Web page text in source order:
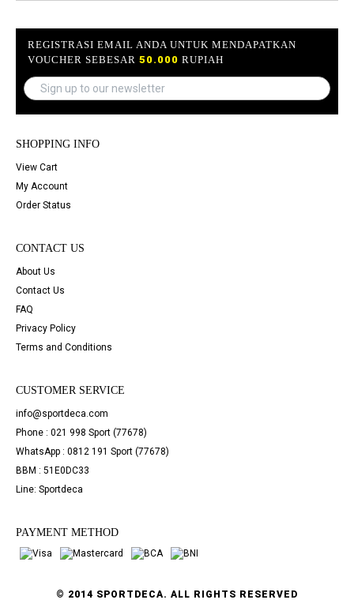
REGISTRASI EMAIL ANDA UNTUK MENDAPATKAN
VOUCHER SEBESAR 50.000 RUPIAH
SHOPPING INFO
View Cart
My Account
Order Status
CONTACT US
About Us
Contact Us
FAQ
Privacy Policy
Terms and Conditions
CUSTOMER SERVICE
info@sportdeca.com
Phone : 021 998 Sport (77678)
WhatsApp : 0812 191 Sport (77678)
BBM : 51E0DC33
Line: Sportdeca
PAYMENT METHOD
© 2014 SPORTDECA. ALL RIGHTS RESERVED